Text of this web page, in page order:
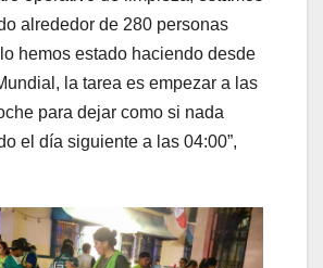
alrededor de 280 personas
hemos estado haciendo desde
la tarea es empezar a las
para dejar como si nada
el día siguiente a las 04:00”,